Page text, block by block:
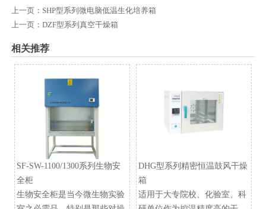
上一页： SHP型系列微电脑低温生化培养箱
上一页： DZF型系列真空干燥箱
相关推荐
SF-SW-1100/1300系列生物安
全柜
生物安全柜是当今微生物实验
DHG型系列精密恒温鼓风干燥
箱
适用于大专院校、化验室、科